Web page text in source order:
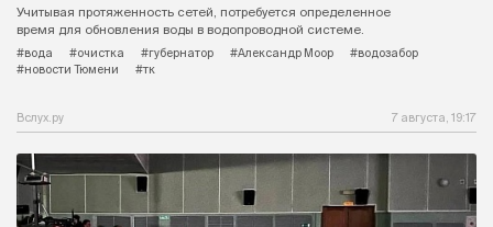
Учитывая протяженность сетей, потребуется определенное
время для обновления воды в водопроводной системе.
#вода
#очистка #губернатор #Александр Моор
#водозабор
#новости Тюмени
#тк
Вслух.ру 7 августа, 19:17